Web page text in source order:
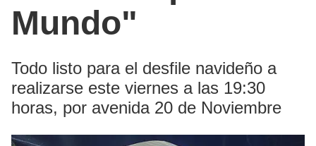
Mundo"
Todo listo para el desfile navideño a
realizarse este viernes a las 19:30
horas, por avenida 20 de Noviembre